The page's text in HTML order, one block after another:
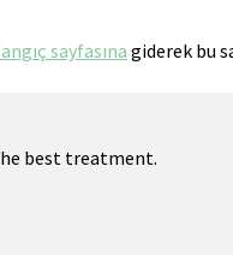
sayfasınagiderek bu
best treatment.